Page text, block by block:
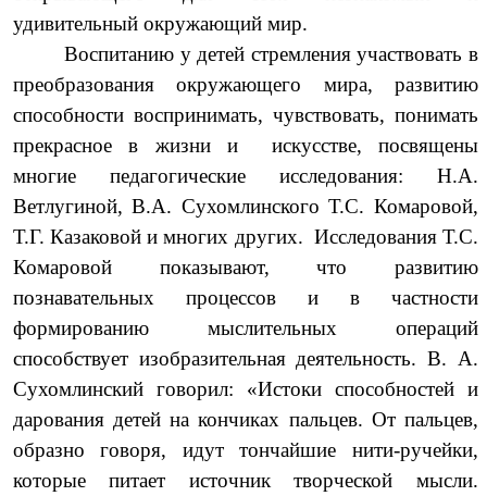
удивительный окружающий мир.
Воспитанию у детей стремления участвовать в
преобразования окружающего мира, развитию
способности воспринимать, чувствовать, понимать
прекрасное в жизни и искусстве, посвящены
многие педагогические исследования: Н.А.
Ветлугиной, В.А. Сухомлинского Т.С. Комаровой,
Т.Г. Казаковой и многих других. Исследования Т.С.
Комаровой показывают, что развитию
познавательных процессов и в частности
формированию мыслительных операций
способствует изобразительная деятельность. В. А.
Сухомлинский говорил: «Истоки способностей и
дарования детей на кончиках пальцев. От пальцев,
образно говоря, идут тончайшие нити-ручейки,
которые питает источник творческой мысли.